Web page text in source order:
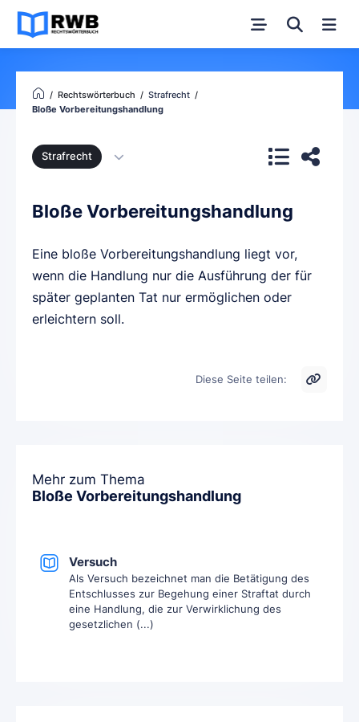
Rechtswörterbuch
Strafrecht
Bloße Vorbereitungshandlung
Strafrecht
Bloße Vorbereitungshandlung
Eine bloße Vorbereitungshandlung liegt vor,
wenn die Handlung nur die Ausführung der für
später geplanten Tat nur ermöglichen oder
erleichtern soll.
Diese Seite teilen:
Mehr zum Thema
Bloße Vorbereitungshandlung
Versuch
Als Versuch bezeichnet man die Betätigung des
Entschlusses zur Begehung einer Straftat durch
eine Handlung, die zur Verwirklichung des
gesetzlichen (...)